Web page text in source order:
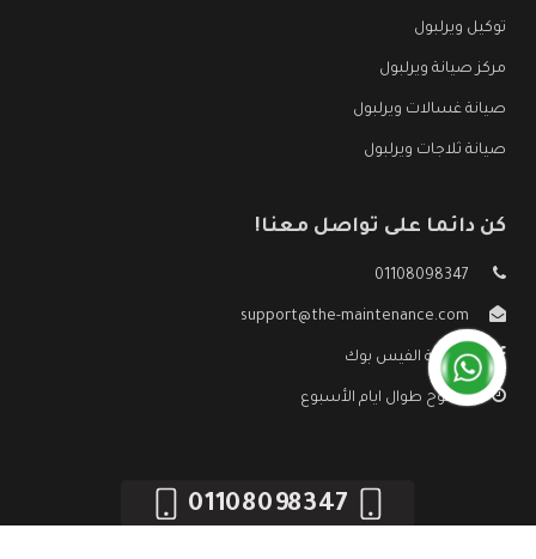
توكيل ويرلبول
مركز صيانة ويرلبول
صيانة غسالات ويرلبول
صيانة ثلاجات ويرلبول
كن دائما على تواصل معنا!
01108098347
support@the-maintenance.com
صفحة الفيس بوك
مفتوح طوال ايام الأسبوع
01108098347